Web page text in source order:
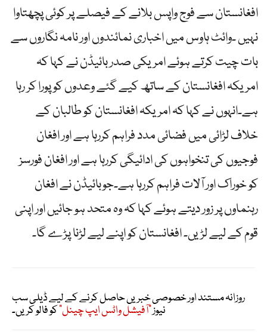
افغانستان سے فوج واپس بلانے کے فیصلے پر کوئی پچھتاوا
نہیں ۔وائٹ ہاوس میں اخباری نمائندوں اور نامہ نگاروں سے
بات چیت کرتے ہوئے امریکی صدر بائیڈن نے کہا کہ
امریکہ افغانستان کے ساتھ کیے گئے وعدوں کو پورا کر رہا
ہے۔انہوں نے کہا کہ امریکہ افغانستان کو طالبان کے
خلاف لڑائی میں فضائی مدد فراہم کررہا ہے اور افغان
فوجیوں کی تنخواہوں کی ادائیگی کررہا ہے اور افغان فورسز
کو خوراک اور آلات فراہم کررہا ہے۔جوبائیڈن نے افغان
رہنماوں پر زور دیتے ہوئے کہا کہ وہ متحد ہو جائیں اور اپنی
قوم کے لیے لڑیں۔ افغانستان کو اپنے لیے لڑنا پڑے گا۔
روزانہ مستند اور خصوصی خبریں حاصل کرنے کے لیے ڈیلی سب
نیوز"آفیشل واٹس ایپ چینل"کو فالو کریں۔